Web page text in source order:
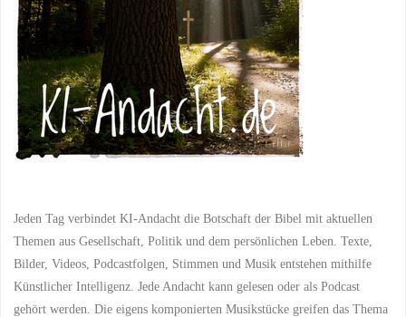
Trost
am
Totensonntag"
Jeden Tag verbindet KI-Andacht die Botschaft der Bibel mit aktuellen
Themen aus Gesellschaft, Politik und dem persönlichen Leben. Texte,
Bilder, Videos, Podcastfolgen, Stimmen und Musik entstehen mithilfe
Künstlicher Intelligenz. Jede Andacht kann gelesen oder als Podcast
gehört werden. Die eigens komponierten Musikstücke greifen das Thema